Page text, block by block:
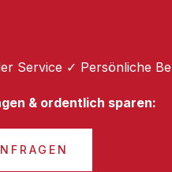
Service ✓ Persönliche
& ordentlich sparen: